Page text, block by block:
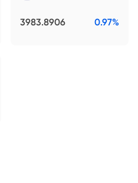
3983.8906 0.97%